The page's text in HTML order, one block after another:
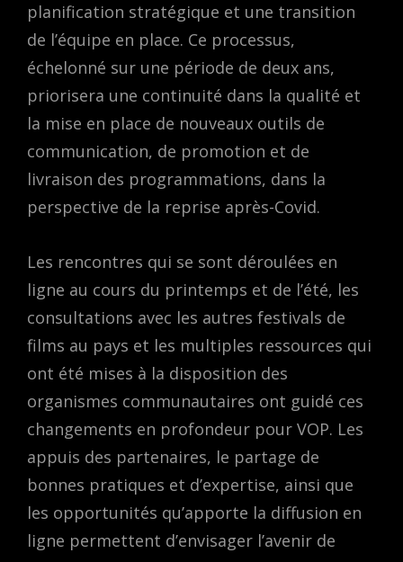
planification stratégique et une transition
de l’équipe en place. Ce processus,
échelonné sur une période de deux ans,
priorisera une continuité dans la qualité et
la mise en place de nouveaux outils de
communication, de promotion et de
livraison des programmations, dans la
perspective de la reprise après-Covid.
Les rencontres qui se sont déroulées en
ligne au cours du printemps et de l’été, les
consultations avec les autres festivals de
films au pays et les multiples ressources qui
ont été mises à la disposition des
organismes communautaires ont guidé ces
changements en profondeur pour VOP. Les
appuis des partenaires, le partage de
bonnes pratiques et d’expertise, ainsi que
les opportunités qu’apporte la diffusion en
ligne permettent d’envisager l’avenir de